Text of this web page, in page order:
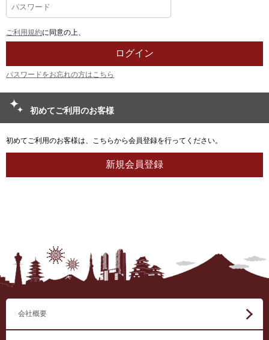
ご利用規約に同意の上、
パスワードをお忘れの方はこちら
初めてご利用のお客様
初めてご利用のお客様は、こちらから会員登録を行ってください。
会社概要